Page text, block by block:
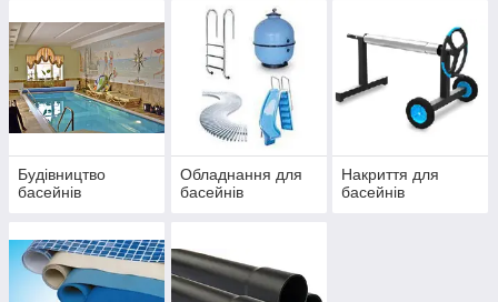
Будівництво
басейнів
Обладнання для
басейнів
Накриття для
басейнів